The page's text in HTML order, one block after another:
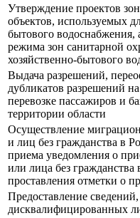
Утверждение проектов
объектов, используемых
бытового водоснабжения,
режима зон санитарной
хозяйственно-бытового
Выдача разрешений,
дубликатов разрешений
перевозке пассажиров и
территории области
Осуществление
и лиц без гражданства в
приема уведомления о
или лица без
проставления отметки о
Предоставление
дисквалифицированных